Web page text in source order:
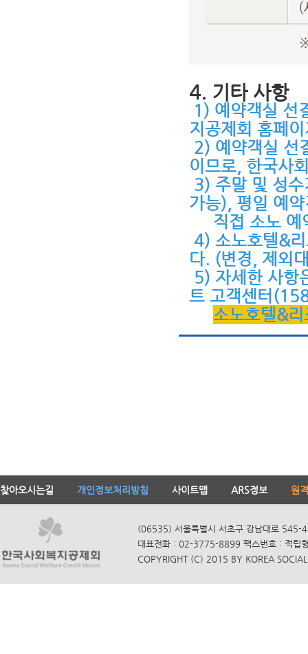
4. 기타 사항
1) 예약객실 선
지공제회 홈페
2) 예약객실 선
이므로, 한국사
3) 주말 및 성
가능), 평일 예
직접 소노 예
4) 소노호텔&
다. (변경, 제외
5) 자세한 사항
트 고객센터
소노호텔&
찾아오시는길 개인정보처리방침 사이트맵 ARS정보 원
(06535) 서울특별시 서초구 강남대로 545-
대표전화 : 02-3775-8899 팩스번호 : 적립
COPYRIGHT (C) 2015 BY KOREA SOCIAL